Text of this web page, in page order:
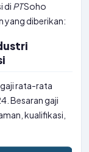
di PTSoho
yang diberikan:
rata-rata
Besaran gaji
kualifikasi,